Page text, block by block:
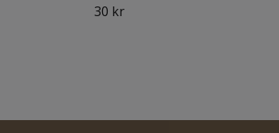
30 kr